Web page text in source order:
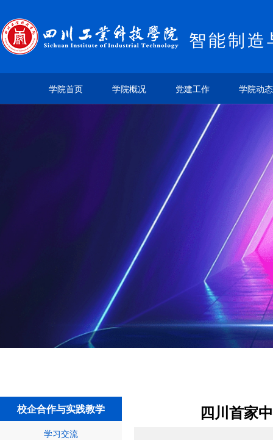
智能制
学院首页 学院概况 党建工作 学院动态
校企合作与实践教学
学习交流
四川首家